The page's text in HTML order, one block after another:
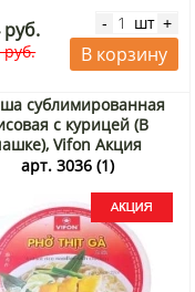
руб.
руб.
- шт +
В корзину
сублимированная
с курицей (В
Vifon Акция
арт. 3036 (1)